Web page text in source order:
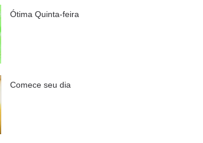
Ótima Quinta-feira
Comece seu dia